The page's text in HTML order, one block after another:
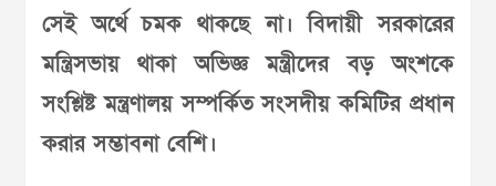
সেই অর্থে চমক থাকছে না। বিদায়ী সরকারের
মন্ত্রিসভায় থাকা অভিজ্ঞ মন্ত্রীদের বড় অংশকে
সংশ্লিষ্ট মন্ত্রণালয় সম্পর্কিত সংসদীয় কমিটির প্রধান
করার সম্ভাবনা বেশি।